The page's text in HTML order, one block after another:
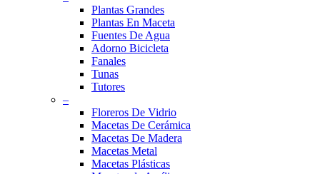
Plantas Grandes
Plantas En Maceta
Fuentes De Agua
Adorno Bicicleta
Fanales
Tunas
Tutores
–
Floreros De Vidrio
Macetas De Cerámica
Macetas De Madera
Macetas Metal
Macetas Plásticas